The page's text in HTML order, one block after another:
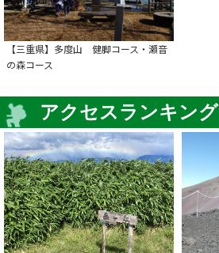
【三重県】多度山 健脚コース・瀬音
の森コース
アクセスランキング